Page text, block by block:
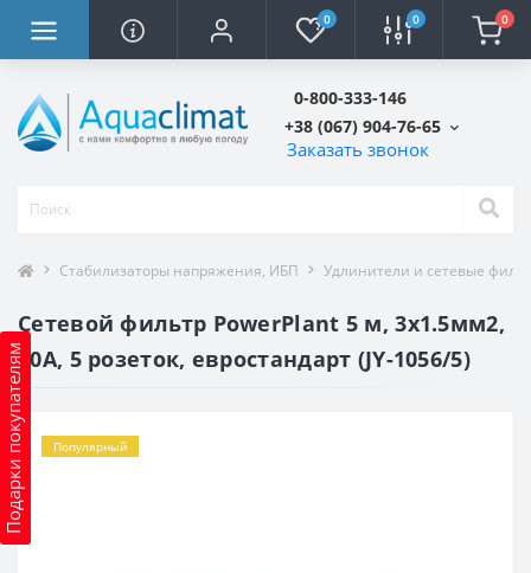
0 0 0
0-800-333-146
+38 (067) 904-76-65
Заказать звонок
Подарки покупателям
Стабилизаторы напряжения, ИБП Удлинители и сетевые
Сетевой фильтр PowerPlant 5 м, 3x1.5мм2,
10А, 5 розеток, евростандарт (JY-1056/5)
Популярный